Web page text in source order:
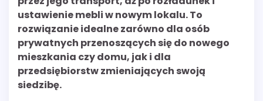
ustawienie mebli w nowym lokalu. To
rozwiązanie idealne zarówno dla osób
prywatnych przenoszących się do nowego
mieszkania czy domu, jak i dla
przedsiębiorstw zmieniających swoją
siedzibę.